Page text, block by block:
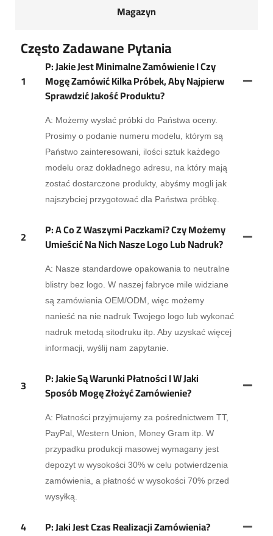
Magazyn
Często Zadawane Pytania
1
P: Jakie Jest Minimalne Zamówienie I Czy
Mogę Zamówić Kilka Próbek, Aby Najpierw
Sprawdzić Jakość Produktu?
A: Możemy wysłać próbki do Państwa oceny.
Prosimy o podanie numeru modelu, którym są
Państwo zainteresowani, ilości sztuk każdego
modelu oraz dokładnego adresu, na który mają
zostać dostarczone produkty, abyśmy mogli jak
najszybciej przygotować dla Państwa próbkę.
2
P: A Co Z Waszymi Paczkami? Czy Możemy
Umieścić Na Nich Nasze Logo Lub Nadruk?
A: Nasze standardowe opakowania to neutralne
blistry bez logo. W naszej fabryce mile widziane
są zamówienia OEM/ODM, więc możemy
nanieść na nie nadruk Twojego logo lub wykonać
nadruk metodą sitodruku itp. Aby uzyskać więcej
informacji, wyślij nam zapytanie.
3
P: Jakie Są Warunki Płatności I W Jaki
Sposób Mogę Złożyć Zamówienie?
A: Płatności przyjmujemy za pośrednictwem TT,
PayPal, Western Union, Money Gram itp. W
przypadku produkcji masowej wymagany jest
depozyt w wysokości 30% w celu potwierdzenia
zamówienia, a płatność w wysokości 70% przed
wysyłką.
4 P: Jaki Jest Czas Realizacji Zamówienia?